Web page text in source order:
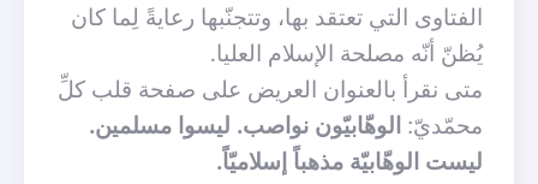
الفتاوى التي تعتقد بها، وتتجنّبها رعايةً لِما كان
يُظنّ أنّه مصلحة الإسلام العليا.
متى نقرأ بالعنوان العريض على صفحة قلب كلِّ
محمّديّ:الوهّابيّون نواصب. ليسوا مسلمين.
ليست الوهّابيّة مذهباً إسلاميّاً.